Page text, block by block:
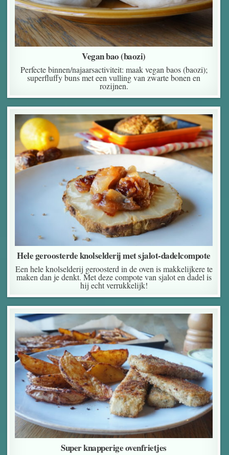
Vegan bao (baozi)
Perfecte binnen/najaarsactiviteit: maak vegan baos (baozi);
superfluffy buns met een vulling van zwarte bonen en
rozijnen.
Hele geroosterde knolselderij met sjalot-dadelcompote
Een hele knolselderij geroosterd in de oven is makkelijkere te
maken dan je denkt. Met deze compote van sjalot en dadel is
hij echt verrukkelijk!
Super knapperige ovenfrietjes